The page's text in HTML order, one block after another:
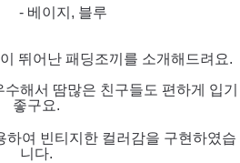
- 베이지, 블루
뛰어난 패딩조끼를 소개해드려요.
해서 땀많은 친구들도 편하게 입기
좋구요.
하여 빈티지한 컬러감을 구현하였습
니다.